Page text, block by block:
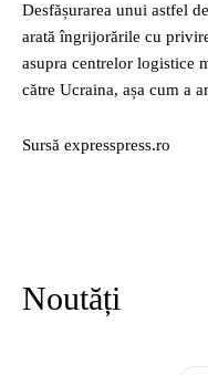
Desfășurarea unui astfel
arată îngrijorările cu
asupra centrelor logistice
către Ucraina, așa cum a
Sursă expresspress.ro
Noutăți